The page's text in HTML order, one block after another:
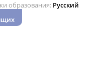
образования Русский